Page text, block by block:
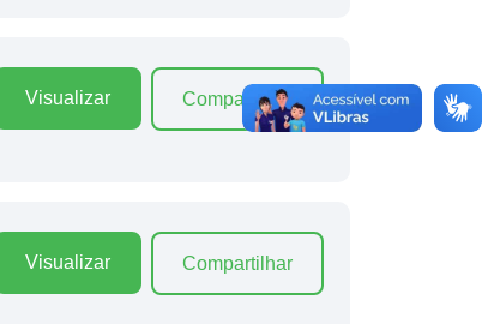
Visualizar Compartilhar
Visualizar Compartilhar